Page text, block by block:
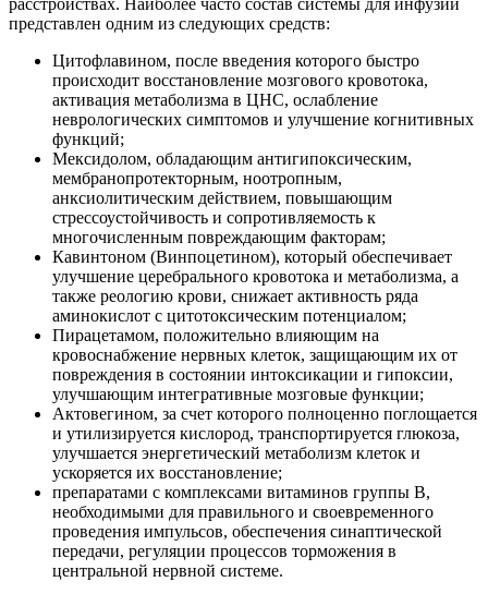
представлен одним из следующих средств:
Цитофлавином, после введения которого быстро
происходит восстановление мозгового кровотока,
активация метаболизма в ЦНС, ослабление
неврологических симптомов и улучшение когнитивных
функций;
Мексидолом, обладающим антигипоксическим,
мембранопротекторным, ноотропным,
анксиолитическим действием, повышающим
стрессоустойчивость и сопротивляемость к
многочисленным повреждающим факторам;
Кавинтоном (Винпоцетином), который обеспечивает
улучшение церебрального кровотока и метаболизма, а
также реологию крови, снижает активность ряда
аминокислот с цитотоксическим потенциалом;
Пирацетамом, положительно влияющим на
кровоснабжение нервных клеток, защищающим их от
повреждения в состоянии интоксикации и гипоксии,
улучшающим интегративные мозговые функции;
Актовегином, за счет которого полноценно поглощается
и утилизируется кислород, транспортируется глюкоза,
улучшается энергетический метаболизм клеток и
ускоряется их восстановление;
препаратами с комплексами витаминов группы B,
необходимыми для правильного и своевременного
проведения импульсов, обеспечения синаптической
передачи, регуляции процессов торможения в
центральной нервной системе.